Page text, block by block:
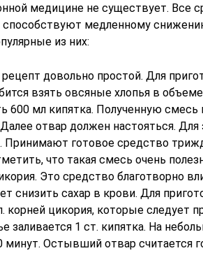
медицине не существует. Все
медленному
из них:
довольно простой. Для
взять овсяные хлопья в
600 мл кипятка. Полученную
отвар должен настояться. Для
Принимают готовое средство
что такая смесь очень
Это средство благотворно
снизить сахар в крови. Для
корней цикория, которые следует
заливается 1 ст. кипятка. На
минут. Остывший отвар считается